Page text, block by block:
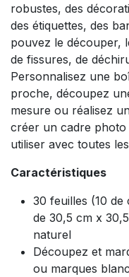
robustes, des
des étiquettes, des
pouvez le découper,
de fissures, de
Personnalisez une
proche, découpez
mesure ou réalisez
créer un cadre photo
utiliser avec toutes
Caractéristiques
30 feuilles (10
de 30,5 cm x
naturel
Découpez et
ou marques